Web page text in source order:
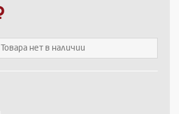
Товара нет в наличии